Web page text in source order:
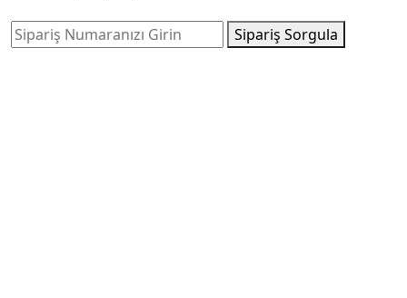
Sipariş Sorgula